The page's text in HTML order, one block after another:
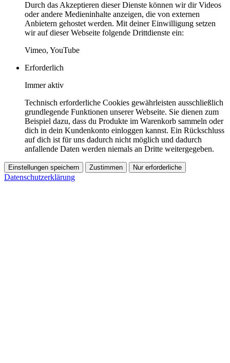
Durch das Akzeptieren dieser Dienste können wir dir Videos
oder andere Medieninhalte anzeigen, die von externen
Anbietern gehostet werden. Mit deiner Einwilligung setzen
wir auf dieser Webseite folgende Drittdienste ein:
Vimeo, YouTube
Erforderlich
Immer aktiv
Technisch erforderliche Cookies gewährleisten ausschließlich
grundlegende Funktionen unserer Webseite. Sie dienen zum
Beispiel dazu, dass du Produkte im Warenkorb sammeln oder
dich in dein Kundenkonto einloggen kannst. Ein Rückschluss
auf dich ist für uns dadurch nicht möglich und dadurch
anfallende Daten werden niemals an Dritte weitergegeben.
Einstellungen speichern Zustimmen Nur erforderliche
Datenschutzerklärung